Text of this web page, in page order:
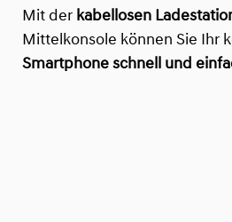
Mit der kabellosen
Mittelkonsole können Sie Ihr
Smartphone schnell und